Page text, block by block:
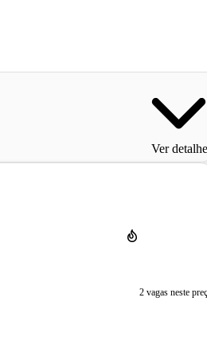
Ver
2 vagas neste